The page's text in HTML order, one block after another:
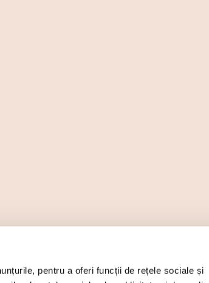
pentru a oferi funcții de rețele sociale și